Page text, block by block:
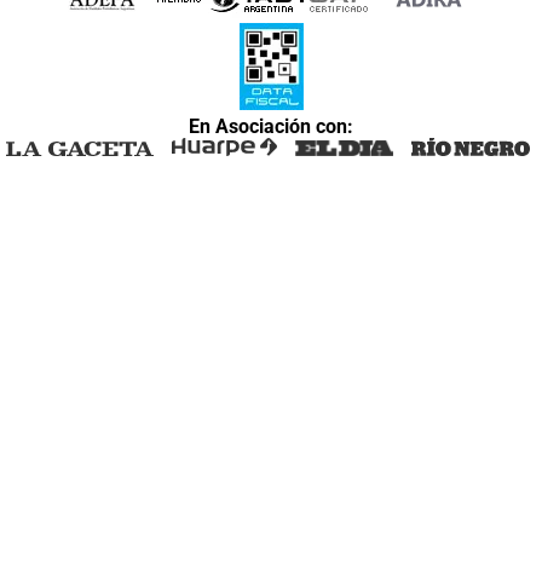
En Asociación con: